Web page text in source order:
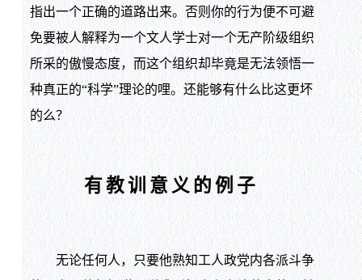
指出一个正确的道路出来。否则你的行为便不可避
免要被人解释为一个文人学士对一个无产阶级组织
所采的傲慢态度，而这个组织却毕竟是无法领悟一
种真正的“科学”理论的哩。还能够有什么比这更坏
的么？
有教训意义的例子
无论任何人，只要他熟知工人政党内各派斗争